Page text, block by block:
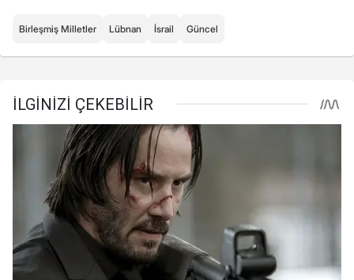
Birleşmiş Milletler Lübnan İsrail Güncel